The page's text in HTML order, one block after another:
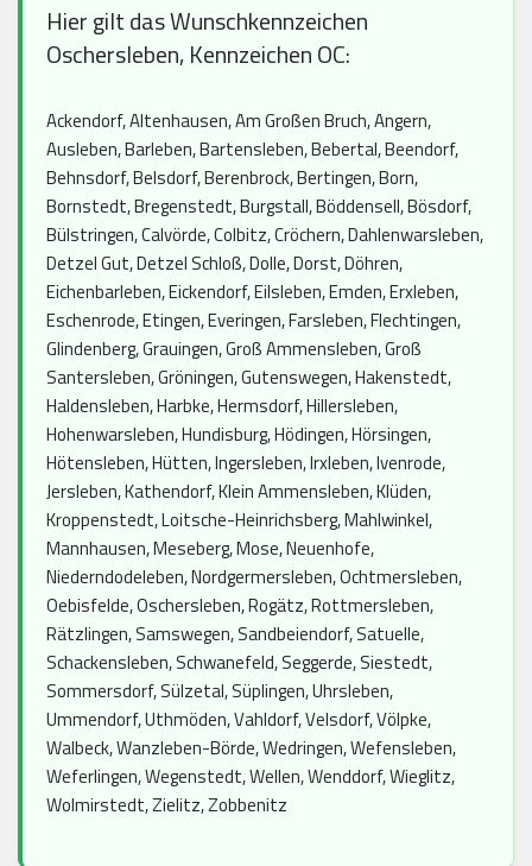
Hier gilt das Wunschkennzeichen
Oschersleben, Kennzeichen OC:
Ackendorf, Altenhausen, Am Großen Bruch, Angern,
Ausleben, Barleben, Bartensleben, Bebertal, Beendorf,
Behnsdorf, Belsdorf, Berenbrock, Bertingen, Born,
Bornstedt, Bregenstedt, Burgstall, Böddensell, Bösdorf,
Bülstringen, Calvörde, Colbitz, Cröchern, Dahlenwarsleben,
Detzel Gut, Detzel Schloß, Dolle, Dorst, Döhren,
Eichenbarleben, Eickendorf, Eilsleben, Emden, Erxleben,
Eschenrode, Etingen, Everingen, Farsleben, Flechtingen,
Glindenberg, Grauingen, Groß Ammensleben, Groß
Santersleben, Gröningen, Gutenswegen, Hakenstedt,
Haldensleben, Harbke, Hermsdorf, Hillersleben,
Hohenwarsleben, Hundisburg, Hödingen, Hörsingen,
Hötensleben, Hütten, Ingersleben, Irxleben, Ivenrode,
Jersleben, Kathendorf, Klein Ammensleben, Klüden,
Kroppenstedt, Loitsche-Heinrichsberg, Mahlwinkel,
Mannhausen, Meseberg, Mose, Neuenhofe,
Niederndodeleben, Nordgermersleben, Ochtmersleben,
Oebisfelde, Oschersleben, Rogätz, Rottmersleben,
Rätzlingen, Samswegen, Sandbeiendorf, Satuelle,
Schackensleben, Schwanefeld, Seggerde, Siestedt,
Sommersdorf, Sülzetal, Süplingen, Uhrsleben,
Ummendorf, Uthmöden, Vahldorf, Velsdorf, Völpke,
Walbeck, Wanzleben-Börde, Wedringen, Wefensleben,
Weferlingen, Wegenstedt, Wellen, Wenddorf, Wieglitz,
Wolmirstedt, Zielitz, Zobbenitz